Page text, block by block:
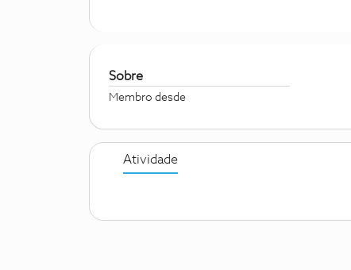
Sobre
Membro desde
Atividade